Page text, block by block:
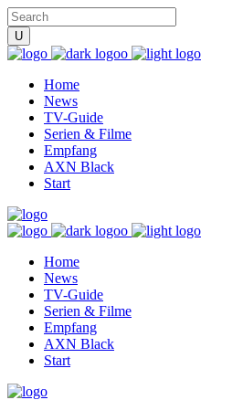
Home
News
TV-Guide
Serien & Filme
Empfang
AXN Black
Start
Home
News
TV-Guide
Serien & Filme
Empfang
AXN Black
Start